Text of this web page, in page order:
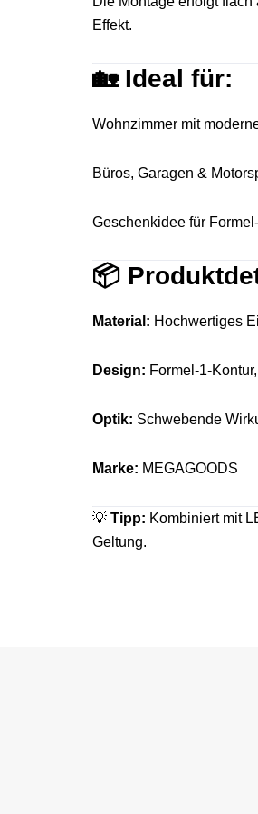
Effekt.
🏡 Ideal für:
Wohnzimmer mit
Büros, Garagen &
Geschenkidee für
📦
Material: Hochwertiges
Design: Formel-1-
Optik: Schwebende
Marke: MEGAGOODS
💡 Tipp: Kombiniert mit
Geltung.